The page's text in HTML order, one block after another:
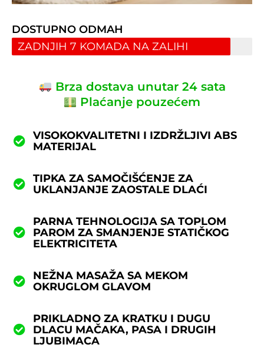
DOSTUPNO ODMAH
ZADNJIH 7 KOMADA NA ZALIHI
Brza dostava unutar 24 sata
Plaćanje pouzećem
VISOKOKVALITETNI I IZDRŽLJIVI ABS
MATERIJAL
TIPKA ZA SAMOČIŠĆENJE ZA
UKLANJANJE ZAOSTALE DLAĆI
PARNA TEHNOLOGIJA SA TOPLOM
PAROM ZA SMANJENJE STATIČKOG
ELEKTRICITETA
NEŽNA MASAŽA SA MEKOM
OKRUGLOM GLAVOM
PRIKLADNO ZA KRATKU I DUGU
DLACU MAČAKA, PASA I DRUGIH
LJUBIMACA